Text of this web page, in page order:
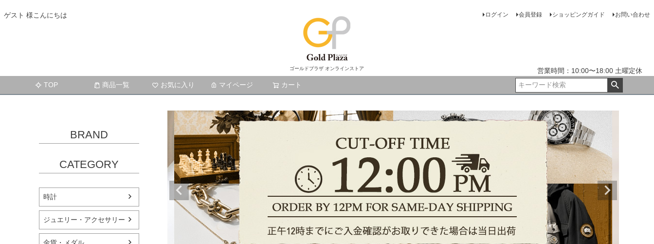
ゲスト 様こんにちは
ゴールドプラザ オンラインストア
ログイン 会員登録 ショッピングガイド お問い合わせ
営業時間：10:00〜18:00 土曜定休
TOP
商品一覧 お気に入り マイページ カート
BRAND
CATEGORY
時計
ジュエリー・アクセサリー
金貨・メダル